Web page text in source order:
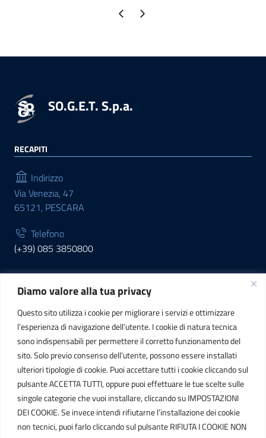
Diamo valore alla tua privacy
Questo sito utilizza i cookie per migliorare i servizi e ottimizzare
l’esperienza di navigazione dell’utente. I cookie di natura tecnica
sono indispensabili per permettere il corretto funzionamento del
sito. Solo previo consenso dell’utente, possono essere installati
ulteriori tipologie di cookie. Puoi accettare tutti i cookie cliccando sul
pulsante ACCETTA TUTTI, oppure puoi effettuare le tue scelte sulle
singole categorie che vuoi installare, cliccando su IMPOSTAZIONI
DEI COOKIE. Se invece intendi rifiutarne l’installazione dei cookie
non tecnici, puoi farlo cliccando sul pulsante RIFIUTA I COOKIE NON
Pagina precedente
Pagina successiva
SO.G.E.T. S.p.a.
RECAPITI
Indirizzo
Via Venezia, 47
65121, PESCARA
Telefono
(+39) 085 3850800
INFORMAZIONI
C.F. / P.IVA
IT01807790686
POSTA ELETTRONICA
PEC
protocollo.sogetspa@pec.it